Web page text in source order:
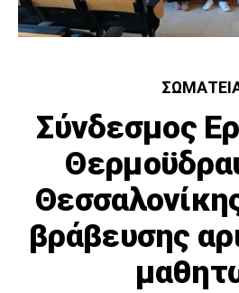
Σύνδεσμος
βράβευσης